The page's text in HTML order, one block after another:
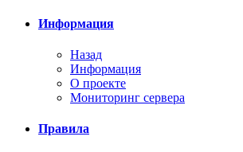
Информация
Назад
Информация
О проекте
Мониторинг сервера
Правила